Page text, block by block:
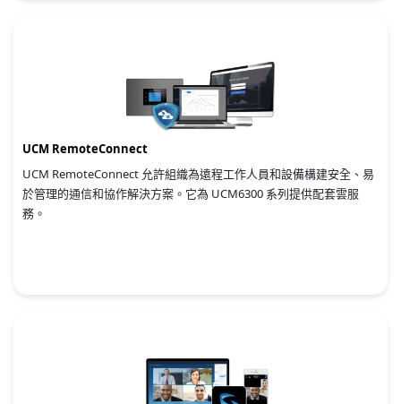
UCM RemoteConnect
UCM RemoteConnect 允許組織為遠程工作人員和設備構建安全、易
於管理的通信和協作解決方案。 它為 UCM6300 系列提供配套雲服
務。